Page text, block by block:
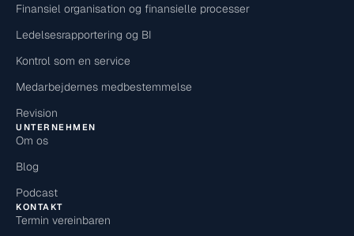
Finansiel organisation og finansielle processer
Ledelsesrapportering og BI
Kontrol som en service
Medarbejdernes medbestemmelse
Revision
UNTERNEHMEN
Om os
Blog
Podcast
KONTAKT
Termin vereinbaren